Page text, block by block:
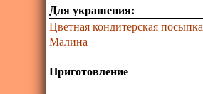
Для украшения:
Цветная кондитерская посыпка
Малина
Приготовление